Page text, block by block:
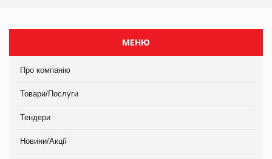
МЕНЮ
Про компанію
Товари/Послуги
Тендери
Новини/Акції